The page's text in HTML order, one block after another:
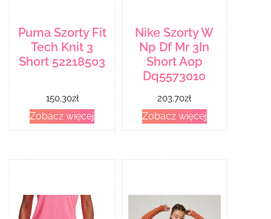
Puma Szorty Fit
Tech Knit 3
Short 52218503
150.30zł
Zobacz więcej
Nike Szorty W
Np Df Mr 3In
Short Aop
Dq5573010
203.70zł
Zobacz więcej